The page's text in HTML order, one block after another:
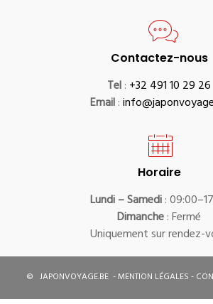
Contactez-nous
Tel: +32 491 10 29 26
Email:
Horaire
Lundi – Samedi:
Dimanche: Fermé
Uniquement sur rendez-
© JAPONVOYAGE.BE -MENTION LÉGALES-